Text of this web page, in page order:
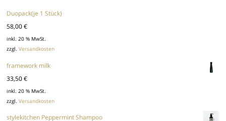
Duopack(je 1 Stück)
58,00€
inkl. 20 % MwSt.
zzgl.Versandkosten
framework milk
33,50€
inkl. 20 % MwSt.
zzgl.Versandkosten
stylekitchen Peppermint Shampoo